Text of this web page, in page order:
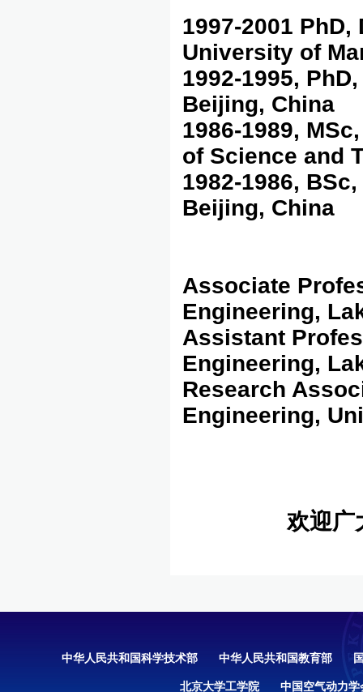
1997-2001
University of
1992-1995,
Beijing, China
1986-1989,
of Science and
1982-1986,
Beijing, China
Associate
Engineering,
Assistant
Engineering,
Research
Engineering,
欢迎广
中华人民共和国科学技术部 中华人民共和国教育部
北京大学工学院 中国空气动力学